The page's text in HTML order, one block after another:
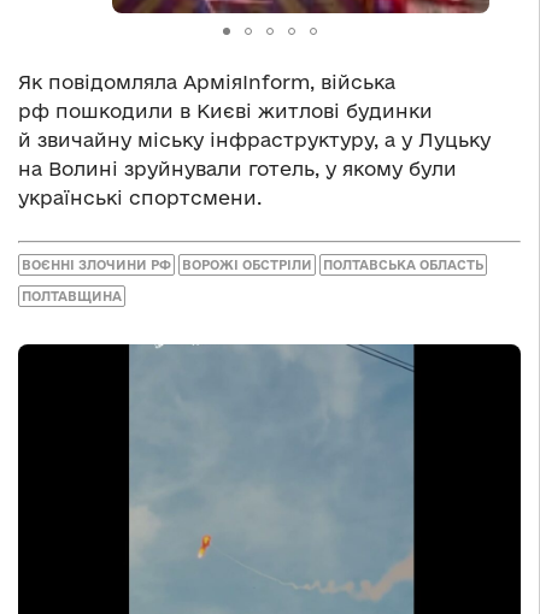
Як повідомляла АрміяInform, війська
рф пошкодили в Києві житлові будинки
й звичайну міську інфраструктуру, а у Луцьку
на Волині зруйнували готель, у якому були
українські спортсмени.
ВОЄННІ ЗЛОЧИНИ РФ ВОРОЖІ ОБСТРІЛИ ПОЛТАВСЬКА ОБЛАСТЬ
ПОЛТАВЩИНА